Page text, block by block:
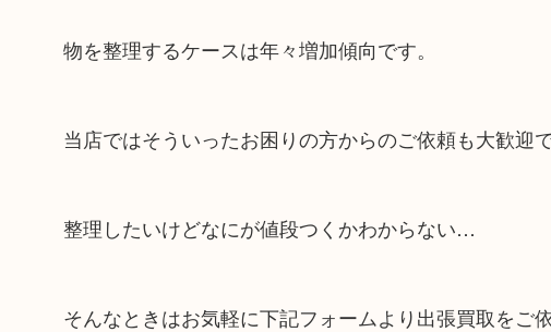
物を整理するケースは年々増加傾向です。
当店ではそういったお困りの方からのご依頼も大歓迎で
整理したいけどなにが値段つくかわからない…
そんなときはお気軽に下記フォームより出張買取をご依